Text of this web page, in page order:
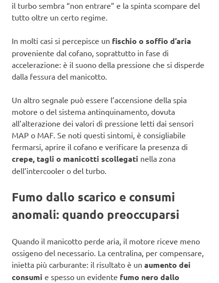
il turbo sembra “non entrare” e la spinta scompare del
tutto oltre un certo regime.
In molti casi si percepisce un fischio o soffio d’aria
proveniente dal cofano, soprattutto in fase di
accelerazione: è il suono della pressione che si disperde
dalla fessura del manicotto.
Un altro segnale può essere l’accensione della spia
motore o del sistema antinquinamento, dovuta
all’alterazione dei valori di pressione letti dai sensori
MAP o MAF. Se noti questi sintomi, è consigliabile
fermarsi, aprire il cofano e verificare la presenza di
crepe, tagli o manicotti scollegati nella zona
dell’intercooler o del turbo.
Fumo dallo scarico e consumi
anomali: quando preoccuparsi
Quando il manicotto perde aria, il motore riceve meno
ossigeno del necessario. La centralina, per compensare,
inietta più carburante: il risultato è un aumento dei
consumi e spesso un evidente fumo nero dallo